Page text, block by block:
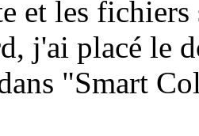
et les
j'ai placé le
"Smart